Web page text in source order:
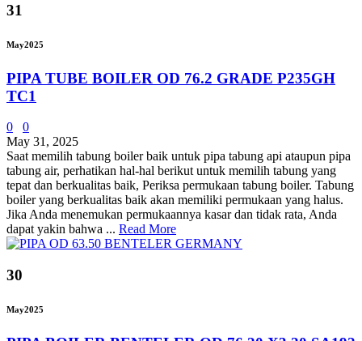
31
May2025
PIPA TUBE BOILER OD 76.2 GRADE P235GH
TC1
0
0
May 31, 2025
Saat memilih tabung boiler baik untuk pipa tabung api ataupun pipa
tabung air, perhatikan hal-hal berikut untuk memilih tabung yang
tepat dan berkualitas baik, Periksa permukaan tabung boiler. Tabung
boiler yang berkualitas baik akan memiliki permukaan yang halus.
Jika Anda menemukan permukaannya kasar dan tidak rata, Anda
dapat yakin bahwa ... Read More
30
May2025